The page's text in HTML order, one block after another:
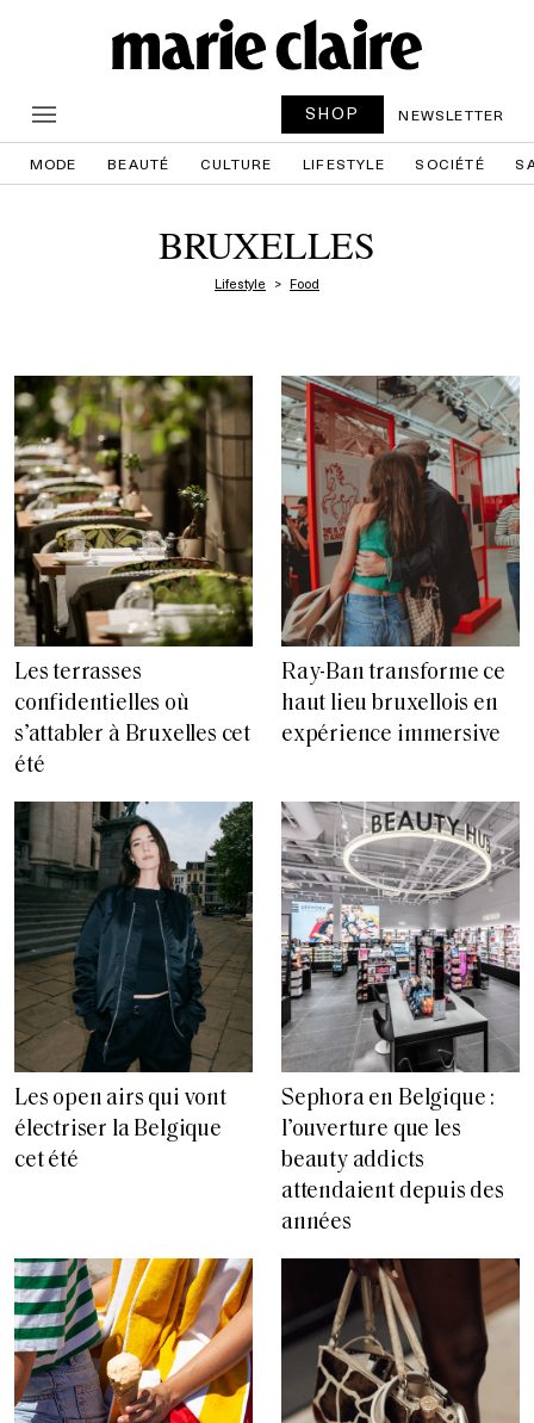
SHOP NEWSLETTER
MODE BEAUTÉ CULTURE LIFESTYLE SOCIÉTÉ
BRUXELLES
Lifestyle Food
Les terrasses
confidentielles où
s’attabler à Bruxelles cet
été
Ray-Ban transforme ce
haut lieu bruxellois en
expérience immersive
Les open airs qui vont
électriser la Belgique
cet été
Sephora en Belgique :
l’ouverture que les
beauty addicts
attendaient depuis des
années